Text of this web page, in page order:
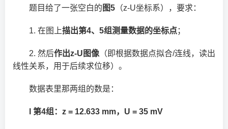
题目给了一张空白的 图5 （z-U坐标系），要求：
1. 在图上描出第4、5组测量数据的坐标点；
2. 然后作出z-U图像 （即根据数据点拟合/连线，读出
线性关系，用于后续求位移）。
数据表里那两组的数是：
l 第4组：z = 12.633 mm，U = 35 mV